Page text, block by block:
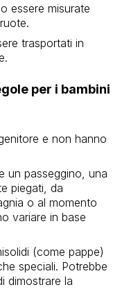
essere misurate
trasportati in
per i bambini
e non hanno
un passeggino, una
piegati, da
o al momento
variare in base
(come pappe)
speciali. Potrebbe
dimostrare la